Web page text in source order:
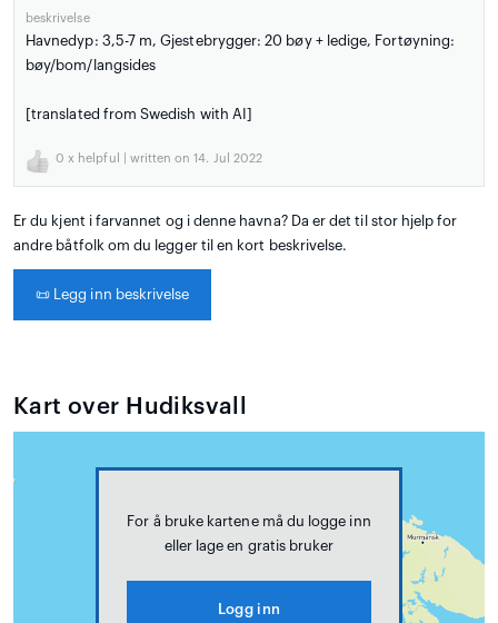
beskrivelse
Havnedyp: 3,5-7 m, Gjestebrygger: 20 bøy + ledige, Fortøyning:
bøy/bom/langsides
[translated from Swedish with AI]
0 x helpful | written on 14. Jul 2022
Er du kjent i farvannet og i denne havna? Da er det til stor hjelp for
andre båtfolk om du legger til en kort beskrivelse.
📜 Legg inn beskrivelse
Kart over Hudiksvall
For å bruke kartene må du logge inn
eller lage en gratis bruker
Logg inn